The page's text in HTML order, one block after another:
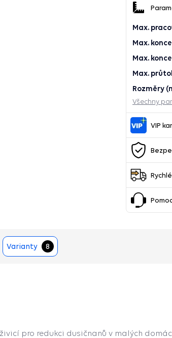
Max.
Max.
Max.
Max.
Rozměry
Všechny
VIP
Varianty 8
pro redukci dusičnanů v malých